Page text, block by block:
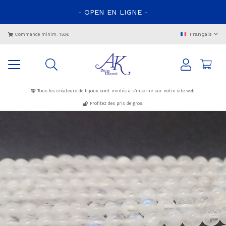
- OPEN EN LIGNE -
Commande minim. 150€ Français
Tous les créateurs de bijoux sont invités à s’inscrire sur notre site web.
Profitez des prix de gros.